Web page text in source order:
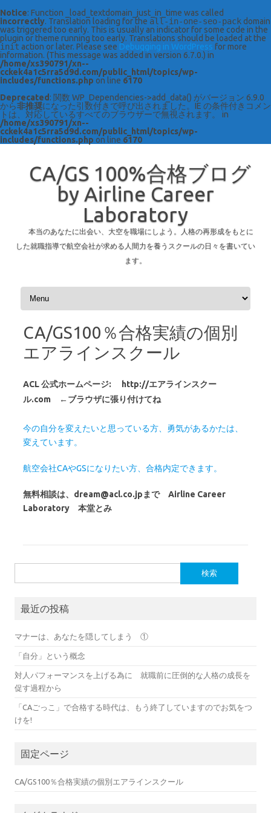
Notice: Function _load_textdomain_just_in_time was called
incorrectly. Translation loading for the all-in-one-seo-packdomain
was triggered too early. This is usually an indicator for some code in the
plugin or theme running too early. Translations should be loaded at the
init action or later. Please see Debugging in WordPress for more
information. (This message was added in version 6.7.0.) in
/home/xs390791/xn--
cckek4a1c5rra5d9d.com/public_html/topics/wp-
includes/functions.php on line 6170
Deprecated : 関数 WP_Dependencies->add_data() がバージョン 6.9.0
から非推奨になった引数付きで呼び出されました。IE の条件付きコメン
トは、対応しているすべてのブラウザーで無視されます。 in
/home/xs390791/xn--
cckek4a1c5rra5d9d.com/public_html/topics/wp-
includes/functions.php on line 6170
CA/GS 100%合格ブログ
by Airline Career
Laboratory
本当のあなたに出会い、大空を職場にしよう。人格の再形成をもとに
した就職指導で航空会社が求める人間力を養うスクールの日々を書いてい
ます。
コンテンツへスキップ
CA/GS100％合格実績の個別
エアラインスクール
ACL 公式ホームページ:
http://エアラインスクー
ル.com ←ブラウザに張り付けてね
今の自分を変えたいと思っている方、勇気があるかたは、
変えています。
航空会社CAやGSになりたい方、合格内定できます。
無料相談は、dream@acl.co.jpまで Airline Career
Laboratory 本堂とみ
索:
最近の投稿
マナーは、あなたを隠してしまう ①
「自分」という概念
対人パフォーマンスを上げる為に 就職前に圧倒的な人格の成長を
促す過程から
「CAごっこ」で合格する時代は、もう終了していますのでお気をつ
けを!
固定ページ
CA/GS100％合格実績の個別エアラインスクール